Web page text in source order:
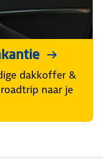
dakkoffer &
naar je